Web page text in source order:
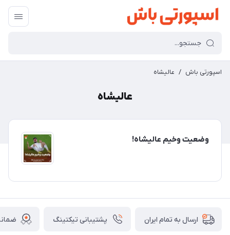
اسپورتی باش / عالیشاه
عالیشاه
وضعیت وخیم عالیشاه!
ارسال به تمام ایران پشتیبانی تیکتینگ